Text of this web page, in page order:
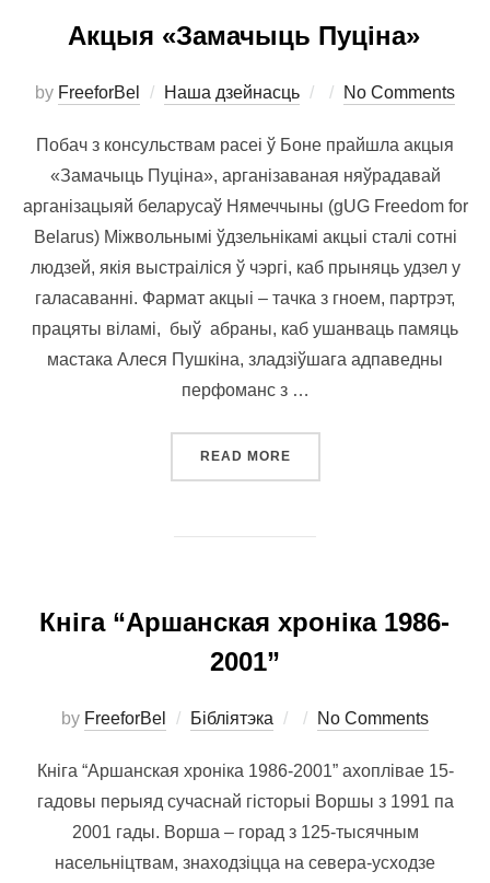
Акцыя «Замачыць Пуціна»
by FreeforBel Наша дзейнасць
Posted
No Comments
Побач з консульствам расеі ў Боне прайшла акцыя
«Замачыць Пуціна», арганізаваная няўрадавай
арганізацыяй беларусаў Нямеччыны (gUG Freedom for
Belarus) Міжвольнымі ўдзельнікамі акцыі сталі сотні
людзей, якія выстраіліся ў чэргі, каб прыняць удзел у
галасаванні. Фармат акцыі – тачка з гноем, партрэт,
працяты віламі, быў абраны, каб ушанваць памяць
мастака Алеся Пушкіна, зладзіўшага адпаведны
перфоманс з …
READ MORE“АКЦЫЯ «ЗАМАЧЫЦЬ
Кніга “Аршанская хроніка 1986-
2001”
by FreeforBel Бібліятэка
Posted
No Comments
Кніга “Аршанская хроніка 1986-2001” ахоплівае 15-
гадовы перыяд сучаснай гісторыі Воршы з 1991 па
2001 гады. Ворша – горад з 125-тысячным
насельніцтвам, знаходзіцца на севера-усходзе